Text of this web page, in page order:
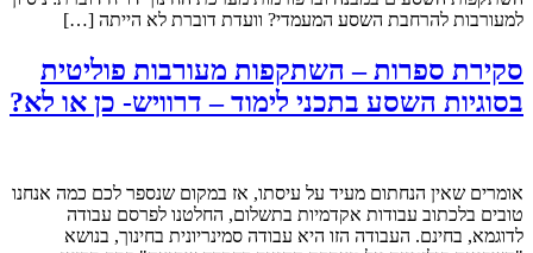
למעורבות להרחבת השסע המעמדי? וועדת דוברת לא הייתה […]
סקירת ספרות – השתקפות מעורבות פוליטית
בסוגיות השסע בתכני לימוד – דרוויש- כן או לא?
אומרים שאין הנחתום מעיד על עיסתו, אז במקום שנספר לכם כמה אנחנו
טובים בלכתוב עבודות אקדמיות בתשלום, החלטנו לפרסם עבודה
לדוגמא, בחינם. העבודה הזו היא עבודה סמינריונית בחינוך, בנושא